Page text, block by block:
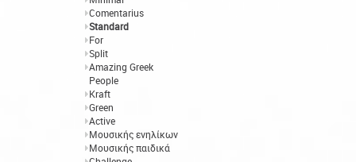
Comentarius
Standard
For
Split
Amazing Greek
People
Kraft
Green
Active
Μουσικής ενηλίκων
Μουσικής παιδικά